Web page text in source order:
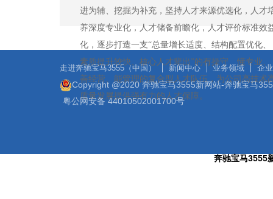
进为辅、挖掘为补充，坚持人才来源优选化，人才
养深度专业化，人才储备前瞻化，人才评价标准效
化，逐步打造一支“总量增长适度、结构配置优化、
素质提升较快、核心人才辈出”的有操守、懂专业、
善经营、能管理的复合型人才队伍，为公司高技术
质量发展提供强有力的人才保障。
走进奔驰宝马3555（中国） 新闻中心 业务领域 企
Copyright @2020 奔驰宝马3555新网站-奔驰宝马
粤公网安备 44010502001700号
奔驰宝马3555